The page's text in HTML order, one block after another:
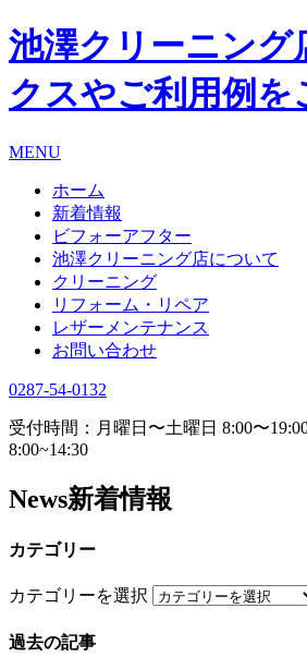
池澤クリーニング
クスやご利用例を
MENU
ホーム
新着情報
ビフォーアフター
池澤クリーニング店について
クリーニング
リフォーム・リペア
レザーメンテナンス
お問い合わせ
0287-54-0132
受付時間：月曜日〜土曜日 8:00〜
8:00~14:30
News新着情報
カテゴリー
カテゴリーを選択
過去の記事